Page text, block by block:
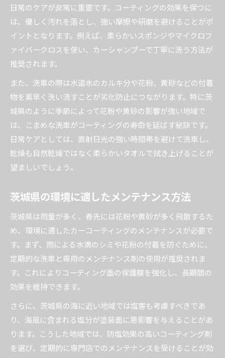
日常のケアが非常に重要です。コーティングの効果を保つに
は、優しく汚れを落とし、強い摩擦や研磨を避けることがポ
イントとなります。例えば、柔らかいスポンジやマイクロフ
ァイバークロスを使い、カーシャンプーで丁寧に洗う方法が
推奨されます。
また、洗車の際は水道水のカルキ分や花粉、黄砂などの付着
物を素早く洗い流すことが劣化防止につながります。特に茨
城県のように季節によって花粉や黄砂の影響が強い地域で
は、こまめな洗車がコーティングの寿命を延ばす秘訣です。
日常ケアとしては、直射日光の強い時間帯を避けて洗車し、
乾燥も自然乾燥ではなく柔らかいタオルで拭き上げることが
望ましいでしょう。
茨城県の環境に適したメンテナンス方法
茨城県は雨量が多く、春先には花粉や黄砂が多く飛散するた
め、環境に適したカーコーティングのメンテナンスが必要で
す。まず、雨による水滴のシミや花粉の付着を防ぐために、
定期的な洗車と専用のメンテナンス剤の使用が推奨されま
す。これによりコーティング面の保護膜を強化し、長期間の
効果を維持できます。
さらに、茨城県の海に近い地域では塩害も考慮すべきであ
り、海風に含まれる塩分が塗装面に悪影響を与えることがあ
ります。こうした地域では、防塩効果の高いコーティング剤
を選び、定期的に専門店でのメンテナンスを受けることが効